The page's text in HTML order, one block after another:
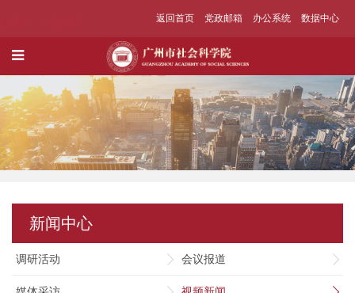
返回首页 党政邮箱 办公系统 数据中心
新闻中心
调研活动 会议报道